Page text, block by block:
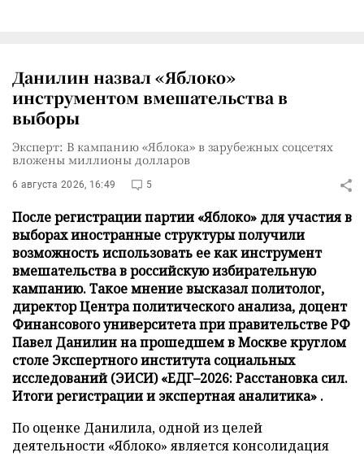
Данилин назвал «Яблоко»
инструментом вмешательства в
выборы
Эксперт: В кампанию «Яблока» в зарубежных соцсетях
вложены миллионы долларов
6 августа 2026, 16:49 5
После регистрации партии «Яблоко» для участия в
выборах иностранные структуры получили
возможность использовать ее как инструмент
вмешательства в российскую избирательную
кампанию. Такое мнение высказал политолог,
директор Центра политического анализа, доцент
Финансового университета при правительстве РФ
Павел Данилин на прошедшем в Москве круглом
столе Экспертного института социальных
исследований (ЭИСИ) «ЕДГ–2026: Расстановка сил.
Итоги регистрации и экспертная аналитика» .
По оценке Данилила, одной из целей
деятельности «Яблоко» является консолидация